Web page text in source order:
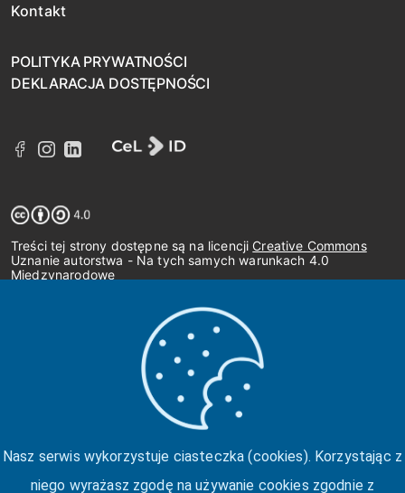
Kontakt
POLITYKA PRYWATNOŚCI
DEKLARACJA DOSTĘPNOŚCI
Treści tej strony dostępne są na licencji Creative Commons
Uznanie autorstwa - Na tych samych warunkach 4.0
Międzynarodowe
Nasz serwis wykorzystuje ciasteczka (cookies). Korzystając z
niego wyrażasz zgodę na używanie cookies zgodnie z